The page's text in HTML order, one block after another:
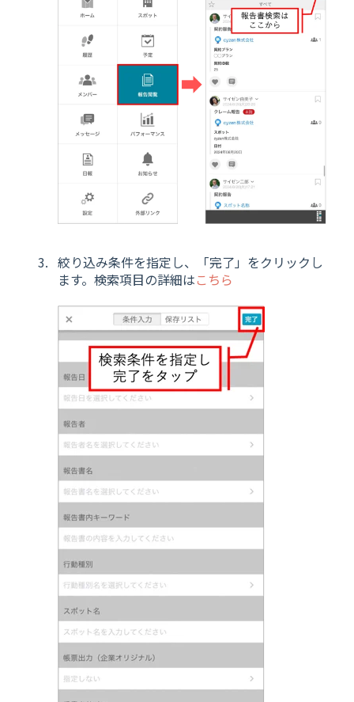
絞り込み条件を指定し、「完了」をクリックし
ます。検索項目の詳細はこちら